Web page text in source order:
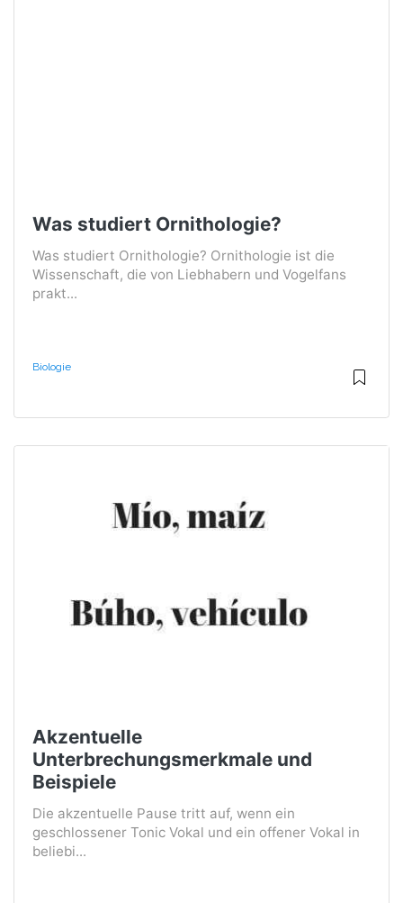
Was studiert Ornithologie?
Was studiert Ornithologie? Ornithologie ist die
Wissenschaft, die von Liebhabern und Vogelfans
prakt...
Biologie
Akzentuelle
Unterbrechungsmerkmale und
Beispiele
Die akzentuelle Pause tritt auf, wenn ein
geschlossener Tonic Vokal und ein offener Vokal in
beliebi...